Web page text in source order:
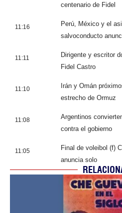
centenario de Fidel
11:16
Perú, México y el
salvoconducto
11:11
Dirigente y escritor
Fidel Castro
11:10
Irán y Omán
estrecho de Ormuz
11:08
Argentinos
contra el gobierno
11:05
Final de voleibol (f)
anuncia solo